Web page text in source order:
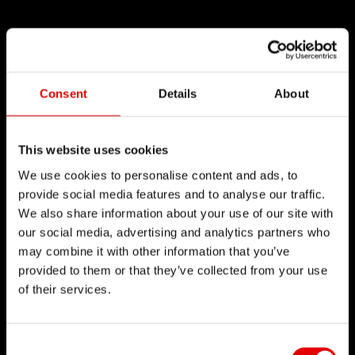
Consent Details About
This website uses cookies
We use cookies to personalise content and ads, to
provide social media features and to analyse our traffic.
We also share information about your use of our site with
our social media, advertising and analytics partners who
may combine it with other information that you’ve
provided to them or that they’ve collected from your use
of their services.